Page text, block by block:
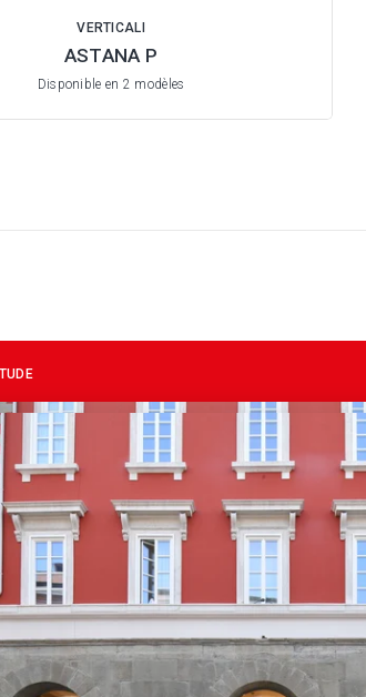
VERTICALI
ASTANA P
Disponible en 2 modèles